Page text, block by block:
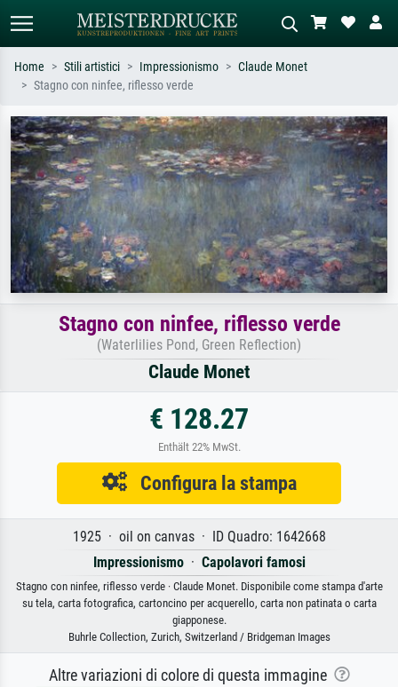
Cerca per artista, titolo o stile – es.
Monet, Notte stellata,
Impressionismo, onda di Hokusai,
nudo.
Descrivi la scena – es. prato verde,
astratto con molto rosso, dipinto a
olio scuro, nudo in piedi vicino a un
albero.
Home Stili artistici Impressionismo
Claude Monet
Stagno con ninfee, riflesso verde
Stagno con ninfee, riflesso verde
(Waterlilies Pond, Green Reflection)
Claude Monet
€ 128.27
Enthält 22% MwSt.
Configura la stampa
1925 · oil on canvas · ID Quadro: 1642668
Impressionismo· Capolavori famosi
Stagno con ninfee, riflesso verde · Claude Monet. Disponibile come stampa d'arte
su tela, carta fotografica, cartoncino per acquerello, carta non patinata o carta
giapponese.
Buhrle Collection, Zurich, Switzerland / Bridgeman Images
Altre variazioni di colore di questa immagine